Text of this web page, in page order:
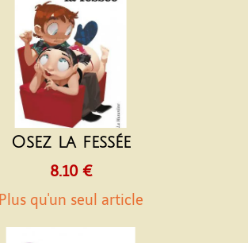
Osez la fessée
8.10 €
Plus qu'un seul article